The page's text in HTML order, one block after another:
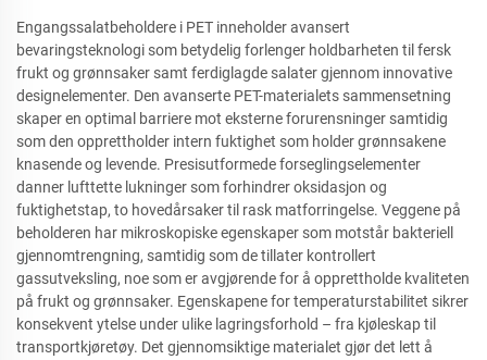
Engangssalatbeholdere i PET inneholder avansert
bevaringsteknologi som betydelig forlenger holdbarheten til fersk
frukt og grønnsaker samt ferdiglagde salater gjennom innovative
designelementer. Den avanserte PET-materialets sammensetning
skaper en optimal barriere mot eksterne forurensninger samtidig
som den opprettholder intern fuktighet som holder grønnsakene
knasende og levende. Presisutformede forseglingselementer
danner lufttette lukninger som forhindrer oksidasjon og
fuktighetstap, to hovedårsaker til rask matforringelse. Veggene på
beholderen har mikroskopiske egenskaper som motstår bakteriell
gjennomtrengning, samtidig som de tillater kontrollert
gassutveksling, noe som er avgjørende for å opprettholde kvaliteten
på frukt og grønnsaker. Egenskapene for temperaturstabilitet sikrer
konsekvent ytelse under ulike lagringsforhold – fra kjøleskap til
transportkjøretøy. Det gjennomsiktige materialet gjør det lett å